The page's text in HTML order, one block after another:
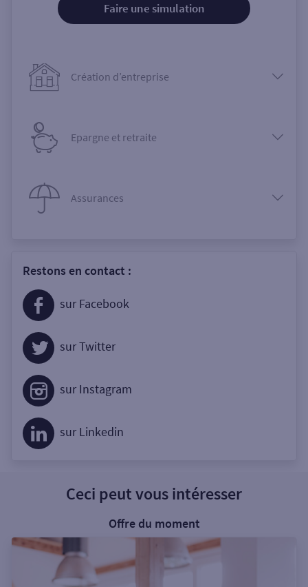
Faire une simulation
Création d’entreprise
Epargne et retraite
Assurances
Restons en contact :
sur Facebook
sur Twitter
sur Instagram
sur Linkedin
Ceci peut vous intéresser
Offre du moment